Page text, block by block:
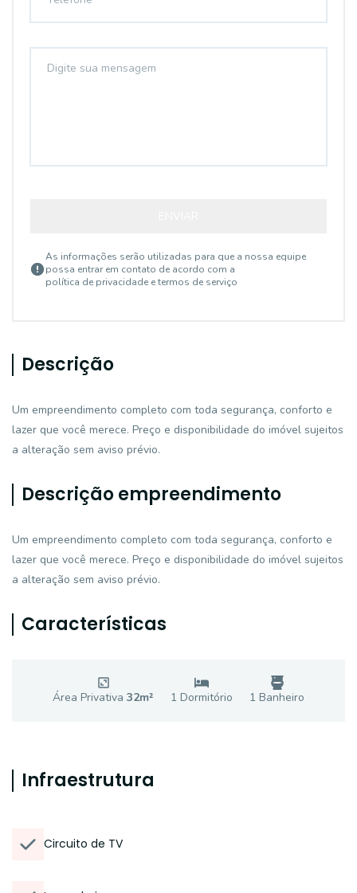
As informações serão utilizadas para que a nossa equipe
possa entrar em contato de acordo com a
política de privacidade e termos de serviço
Descrição
Um empreendimento completo com toda segurança, conforto e
lazer que você merece. Preço e disponibilidade do imóvel sujeitos
a alteração sem aviso prévio.
Descrição empreendimento
Um empreendimento completo com toda segurança, conforto e
lazer que você merece. Preço e disponibilidade do imóvel sujeitos
a alteração sem aviso prévio.
Características
Área Privativa 32m² 1 Dormitório 1 Banheiro
Infraestrutura
Circuito de TV